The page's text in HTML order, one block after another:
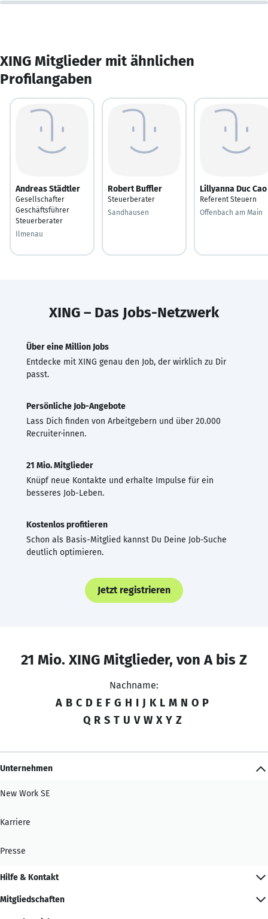
XING Mitglieder mit ähnlichen
Profilangaben
Andreas Städtler
Gesellschafter
Geschäftsführer
Steuerberater
Ilmenau
Robert Buffler
Steuerberater
Sandhausen
Lillyanna Duc Cao
Referent Steuern
Offenbach am Main
XING – Das Jobs-Netzwerk
Über eine Million Jobs
Entdecke mit XING genau den Job, der wirklich zu Dir
passt.
Persönliche Job-Angebote
Lass Dich finden von Arbeitgebern und über 20.000
Recruiter·innen.
21 Mio. Mitglieder
Knüpf neue Kontakte und erhalte Impulse für ein
besseres Job-Leben.
Kostenlos profitieren
Schon als Basis-Mitglied kannst Du Deine Job-Suche
deutlich optimieren.
Jetzt registrieren
21 Mio. XING Mitglieder, von A bis Z
Nachname:
A B C D E F G H I J K L M N O P
Q R S T U V W X Y Z
Unternehmen
New Work SE
Karriere
Presse
Hilfe & Kontakt
Mitgliedschaften